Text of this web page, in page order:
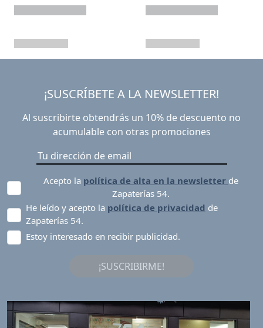
¡SUSCRÍBETE A LA NEWSLETTER!
Al suscribirte obtendrás un 10% de descuento no
acumulable con otras promociones
Acepto la política de alta en la newsletter de
Zapaterías 54.
He leído y acepto la política de privacidad de
Zapaterías 54.
Estoy interesado en recibir publicidad.
¡SUSCRIBIRME!